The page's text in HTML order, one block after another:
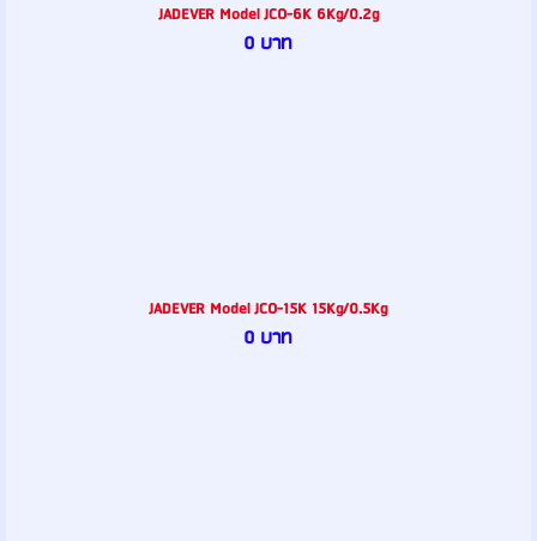
JADEVER Model JCO-6K 6Kg/0.2g
0 บาท
JADEVER Model JCO-15K 15Kg/0.5Kg
0 บาท